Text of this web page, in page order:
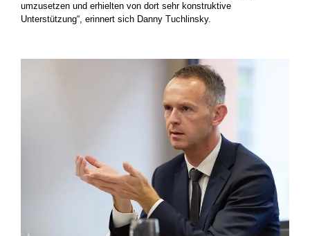
umzusetzen und erhielten von dort sehr konstruktive
Unterstützung“, erinnert sich Danny Tuchlinsky.